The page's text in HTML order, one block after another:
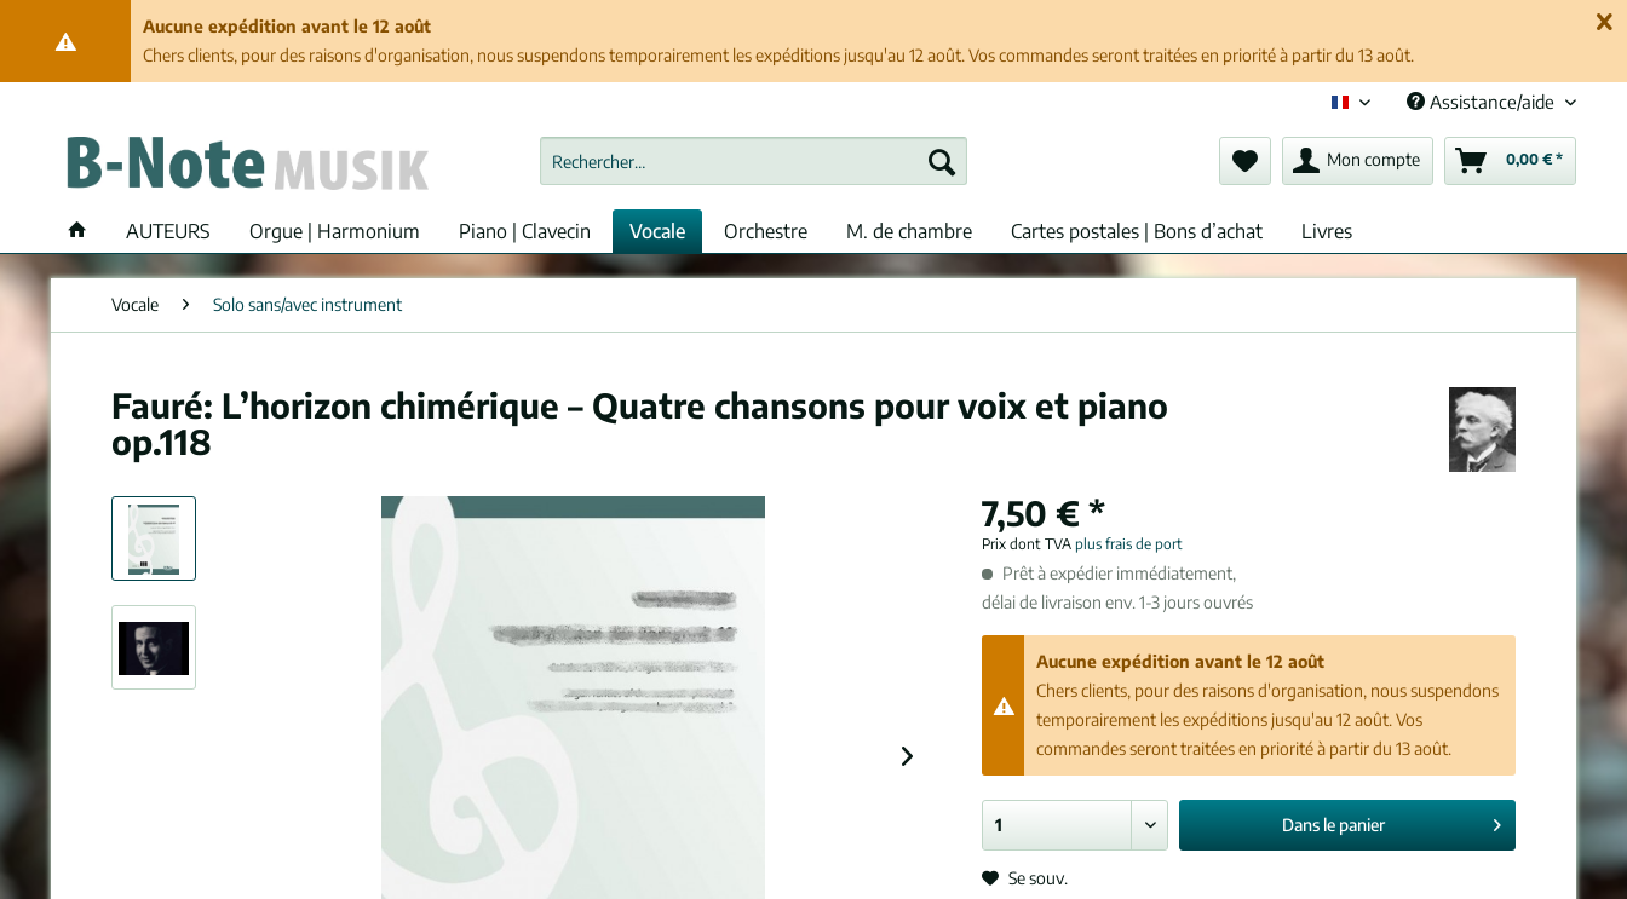
Aucune expédition avant le 12 août
Chers clients, pour des raisons d'organisation, nous suspendons temporairement les expéditions jusqu'au 12 août. Vos commandes seront traitées en priorité à partir du 13 août.
Français (fr)Assistance/aide
Mon compte 0,00 € *
AUTEURS Orgue | Harmonium Piano | Clavecin Vocale Orchestre M. de chambre Cartes postales | Bons d’achat Livres
Vocale Solo sans/avec instrument
Fauré: L’horizon chimérique – Quatre chansons pour voix et piano
op.118
7,50 € *
Prix dont TVAplus frais de port
Prêt à expédier immédiatement,
délai de livraison env. 1-3 jours ouvrés
Aucune expédition avant le 12 août
Chers clients, pour des raisons d'organisation, nous suspendons
temporairement les expéditions jusqu'au 12 août. Vos
commandes seront traitées en priorité à partir du 13 août.
Dans le panier
Se souv.